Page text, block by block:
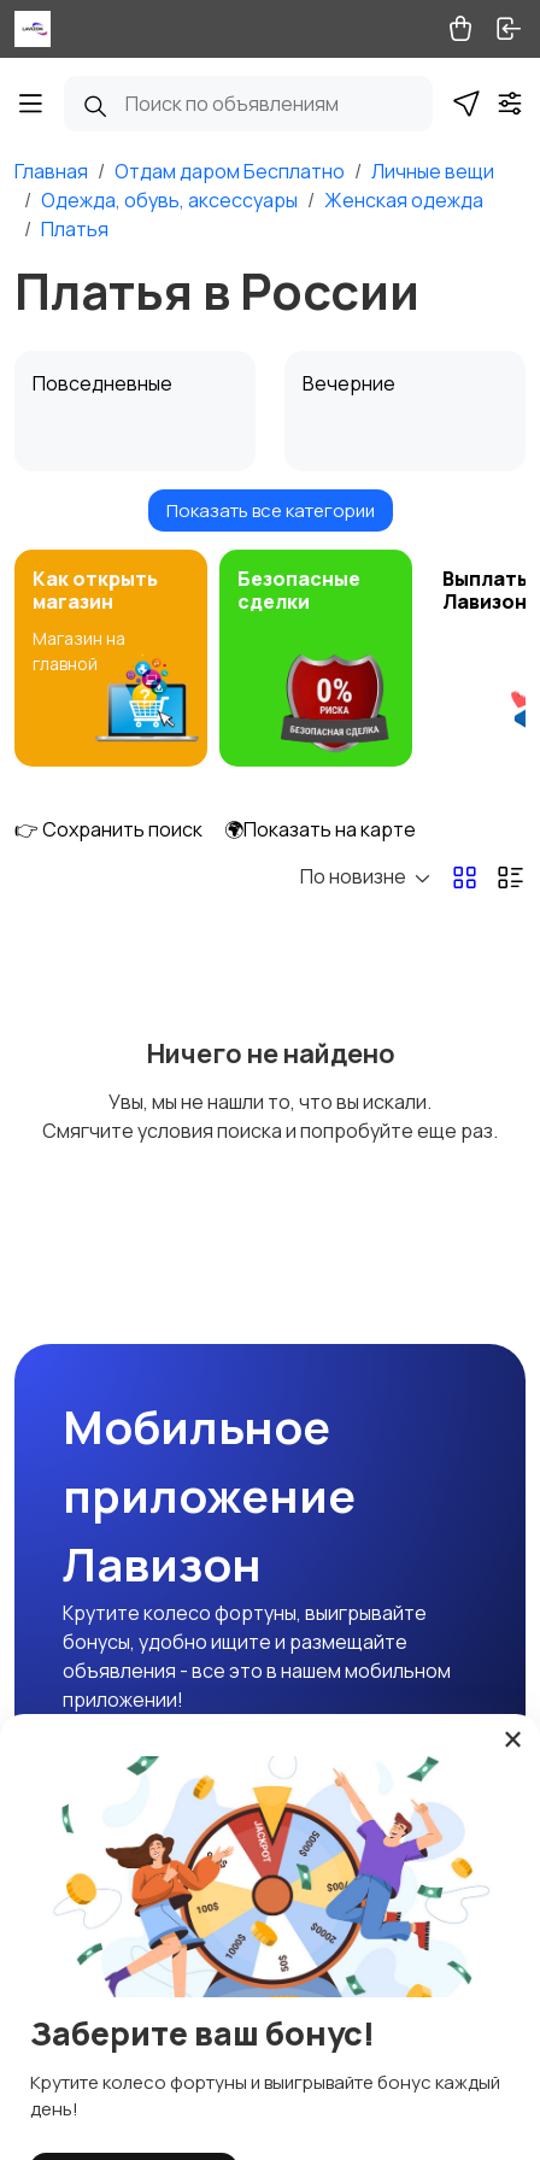
Главная Отдам даром Бесплатно
Личные вещи
Одежда, обувь, аксессуары
Женская одежда
Платья
Платья в России
Повседневные Вечерние
Показать все категории
Как открыть
магазин
Магазин на
главной
Безопасные
сделки
Выплаты
Лавизон
👉 Сохранить поиск
🌍Показать на карте
По новизне
Ничего не найдено
Увы, мы не нашли то, что вы искали.
Смягчите условия поиска и попробуйте еще раз.
Мобильное
приложение
Лавизон
Крутите колесо фортуны, выигрывайте
бонусы, удобно ищите и размещайте
объявления - все это в нашем мобильном
приложении!
Скачать APK
Магазины Блог
О нас
Служба поддержки
☕ Поддержать проект
ИНН 592109881601
Используем куки и рекомендательные технологии
Это чтобы сайт работал лучше. Оставаясь с нами, вы
×
Заберите ваш бонус!
Крутите колесо фортуны и выигрывайте бонус каждый
день!